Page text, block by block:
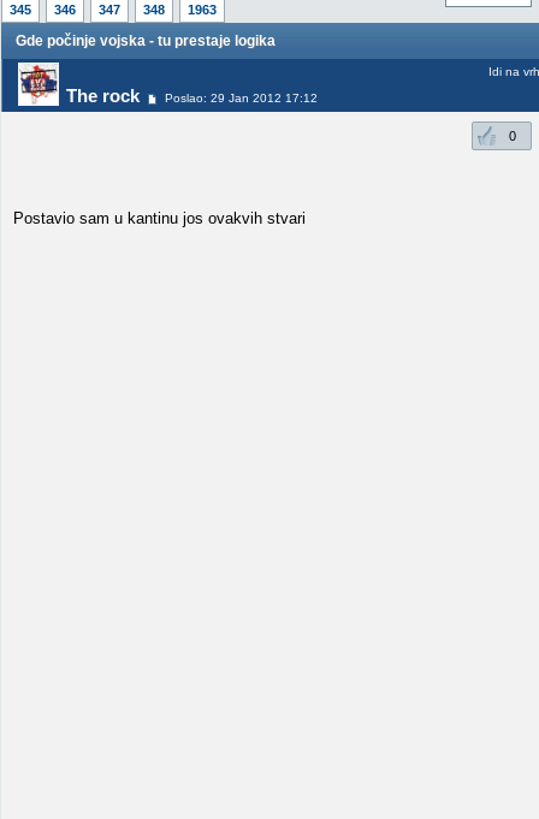
345
346 347 348 1963
Gde počinje vojska - tu prestaje logika
The rock Poslao: 29 Jan 2012 17:12
Idi na vrh
0
Postavio sam u kantinu jos ovakvih stvari